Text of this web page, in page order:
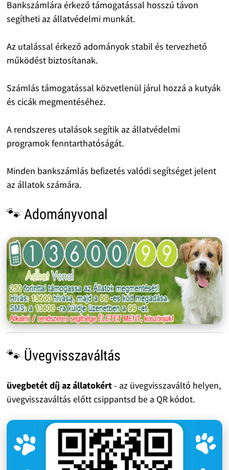
Bankszámlára érkező támogatással hosszú távon
segítheti az állatvédelmi munkát.
Az utalással érkező adományok stabil és tervezhető
működést biztosítanak.
Számlás támogatással közvetlenül járul hozzá a kutyák
és cicák megmentéséhez.
A rendszeres utalások segítik az állatvédelmi
programok fenntarthatóságát.
Minden bankszámlás befizetés valódi segítséget jelent
az állatok számára.
🐾 Adományvonal
🐾 Üvegvisszaváltás
üvegbetét díj az állatokért- az üvegvisszaváltó helyen,
üvegvisszaváltás előtt csippantsd be a QR kódot.